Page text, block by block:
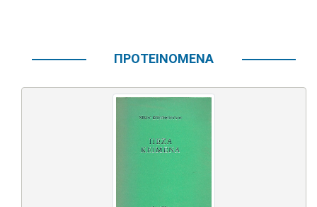
ΠΡΟΤΕΙΝΟΜΕΝΑ